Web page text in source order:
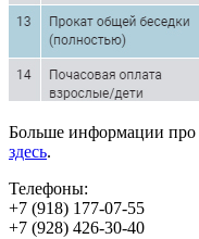
Больше информации про
здесь.
Телефоны:
+7 (918) 177-07-55
+7 (928) 426-30-40